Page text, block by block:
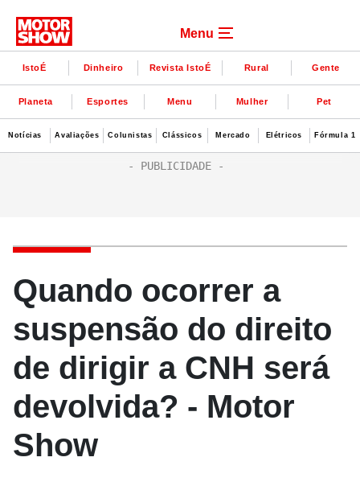
Menu
IstoÉ Dinheiro Revista IstoÉ Rural Gente
Planeta Esportes Menu Mulher Pet
Notícias Avaliações Colunistas Clássicos Mercado Elétricos Fórmula 1
Quando ocorrer a
suspensão do direito
de dirigir a CNH será
devolvida? - Motor
Show